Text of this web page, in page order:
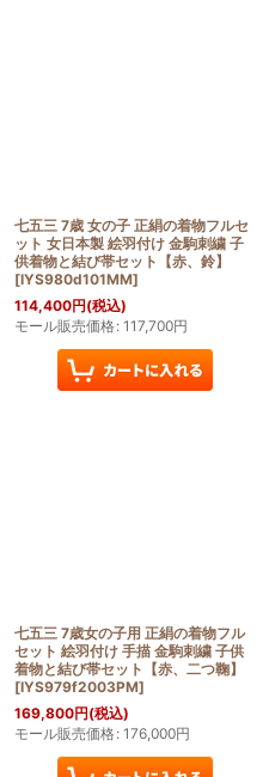
七五三 7歳 女の子 正絹の着物フルセ
ット 女日本製 絵羽付け 金駒刺繍 子
供着物と結び帯セット【赤、鈴】
[IYS980d101MM]
114,400円(税込)
モール販売価格: 117,700円
七五三 7歳女の子用 正絹の着物フル
セット 絵羽付け 手描 金駒刺繍 子供
着物と結び帯セット【赤、二つ鞠】
[IYS979f2003PM]
169,800円(税込)
モール販売価格: 176,000円